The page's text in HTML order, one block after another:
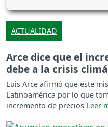
ACTUALIDAD
Arce dice que el
debe a la crisis
Luis Arce afirmó que este
Latinoamérica por lo que
incremento de precios